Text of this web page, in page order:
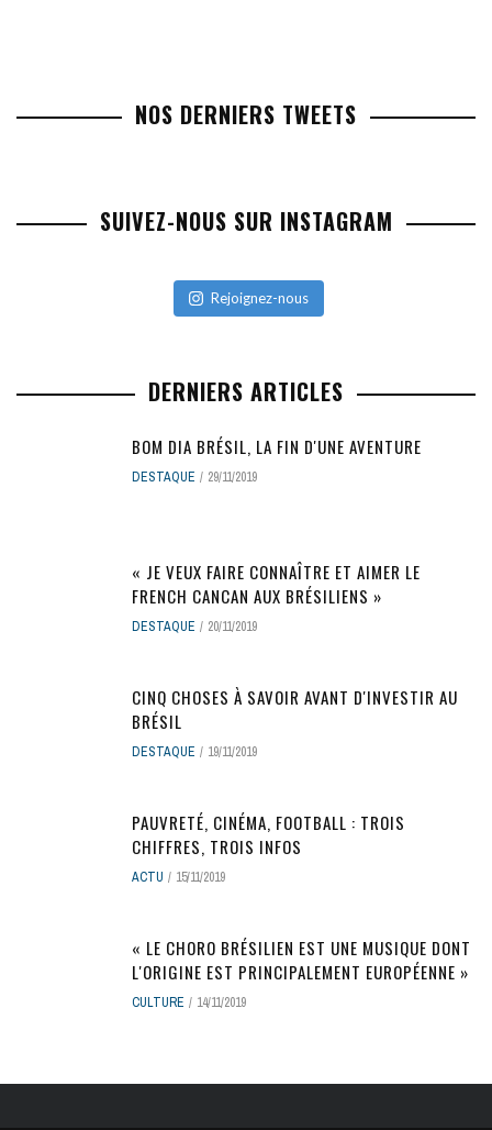
NOS DERNIERS TWEETS
SUIVEZ-NOUS SUR INSTAGRAM
Rejoignez-nous
DERNIERS ARTICLES
BOM DIA BRÉSIL, LA FIN D'UNE AVENTURE
DESTAQUE 29/11/2019
« JE VEUX FAIRE CONNAÎTRE ET AIMER LE
FRENCH CANCAN AUX BRÉSILIENS »
DESTAQUE 20/11/2019
CINQ CHOSES À SAVOIR AVANT D'INVESTIR AU
BRÉSIL
DESTAQUE 19/11/2019
PAUVRETÉ, CINÉMA, FOOTBALL : TROIS
CHIFFRES, TROIS INFOS
ACTU 15/11/2019
« LE CHORO BRÉSILIEN EST UNE MUSIQUE DONT
L'ORIGINE EST PRINCIPALEMENT EUROPÉENNE »
CULTURE 14/11/2019